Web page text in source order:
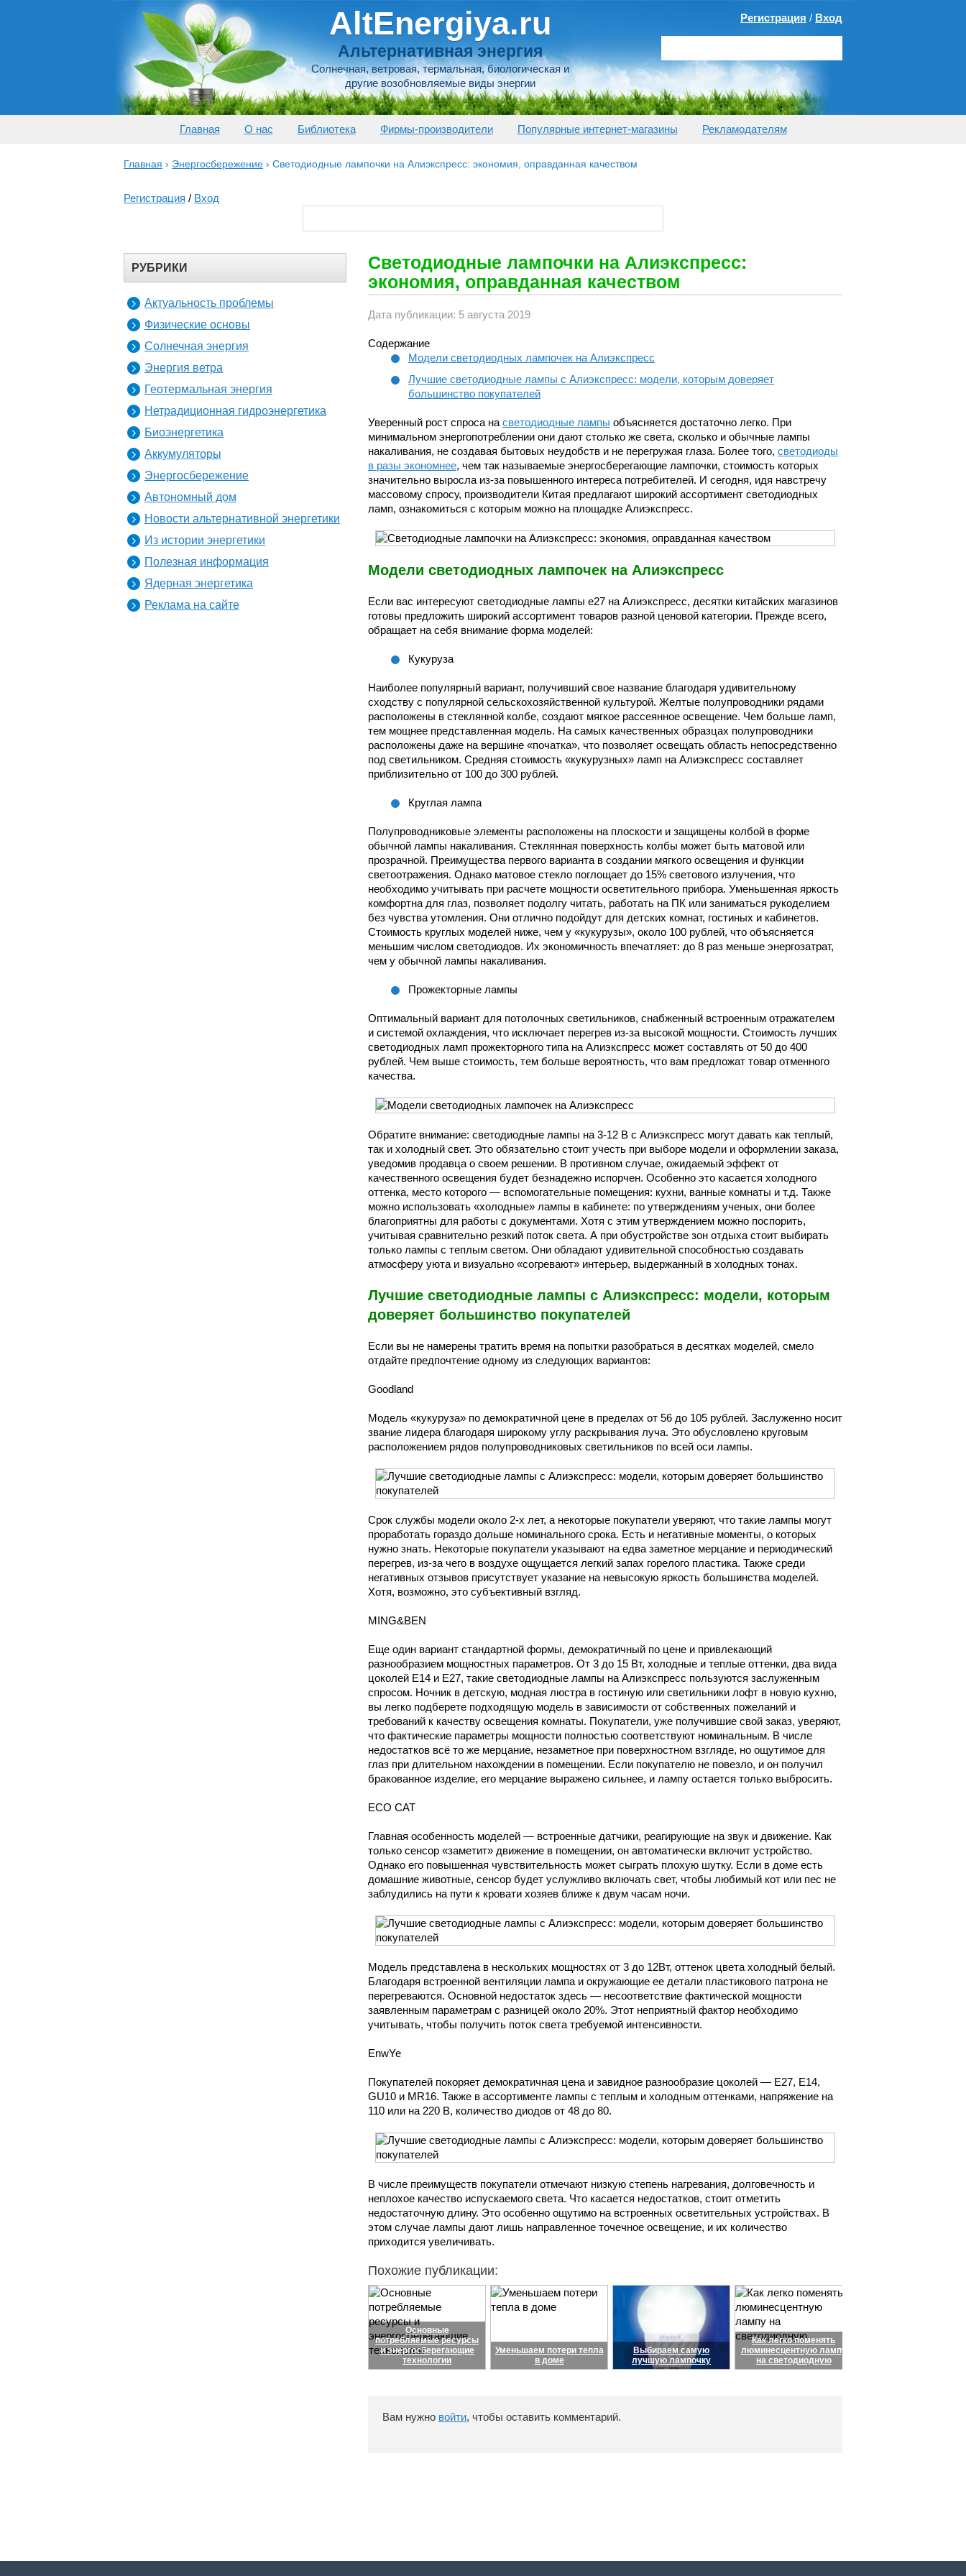
AltEnergiya.ru
Альтернативная энергия
Солнечная, ветровая, термальная, биологическая и
другие возобновляемые виды энергии
Регистрация / Вход
Главная О нас Библиотека Фирмы-производители Популярные интернет-магазины Рекламодателям
Главная › Энергосбережение › Светодиодные лампочки на Алиэкспресс: экономия, оправданная качеством
Регистрация / Вход
Светодиодные лампочки на Алиэкспресс:
экономия, оправданная качеством
Дата публикации: 5 августа 2019
Содержание
Модели светодиодных лампочек на Алиэкспресс
Лучшие светодиодные лампы с Алиэкспресс: модели, которым доверяет
большинство покупателей
Уверенный рост спроса на светодиодные лампы объясняется достаточно легко. При
минимальном энергопотреблении они дают столько же света, сколько и обычные лампы
накаливания, не создавая бытовых неудобств и не перегружая глаза. Более того, светодиоды
в разы экономнее, чем так называемые энергосберегающие лампочки, стоимость которых
значительно выросла из-за повышенного интереса потребителей. И сегодня, идя навстречу
массовому спросу, производители Китая предлагают широкий ассортимент светодиодных
ламп, ознакомиться с которым можно на площадке Алиэкспресс.
Модели светодиодных лампочек на Алиэкспресс
Если вас интересуют светодиодные лампы е27 на Алиэкспресс, десятки китайских магазинов
готовы предложить широкий ассортимент товаров разной ценовой категории. Прежде всего,
обращает на себя внимание форма моделей:
Кукуруза
Наиболее популярный вариант, получивший свое название благодаря удивительному
сходству с популярной сельскохозяйственной культурой. Желтые полупроводники рядами
расположены в стеклянной колбе, создают мягкое рассеянное освещение. Чем больше ламп,
тем мощнее представленная модель. На самых качественных образцах полупроводники
расположены даже на вершине «початка», что позволяет освещать область непосредственно
под светильником. Средняя стоимость «кукурузных» ламп на Алиэкспресс составляет
приблизительно от 100 до 300 рублей.
Круглая лампа
Полупроводниковые элементы расположены на плоскости и защищены колбой в форме
обычной лампы накаливания. Стеклянная поверхность колбы может быть матовой или
прозрачной. Преимущества первого варианта в создании мягкого освещения и функции
светоотражения. Однако матовое стекло поглощает до 15% светового излучения, что
необходимо учитывать при расчете мощности осветительного прибора. Уменьшенная яркость
комфортна для глаз, позволяет подолгу читать, работать на ПК или заниматься рукоделием
без чувства утомления. Они отлично подойдут для детских комнат, гостиных и кабинетов.
Стоимость круглых моделей ниже, чем у «кукурузы», около 100 рублей, что объясняется
меньшим числом светодиодов. Их экономичность впечатляет: до 8 раз меньше энергозатрат,
чем у обычной лампы накаливания.
Прожекторные лампы
Оптимальный вариант для потолочных светильников, снабженный встроенным отражателем
и системой охлаждения, что исключает перегрев из-за высокой мощности. Стоимость лучших
светодиодных ламп прожекторного типа на Алиэкспресс может составлять от 50 до 400
рублей. Чем выше стоимость, тем больше вероятность, что вам предложат товар отменного
качества.
Обратите внимание: светодиодные лампы на 3-12 В с Алиэкспресс могут давать как теплый,
так и холодный свет. Это обязательно стоит учесть при выборе модели и оформлении заказа,
уведомив продавца о своем решении. В противном случае, ожидаемый эффект от
качественного освещения будет безнадежно испорчен. Особенно это касается холодного
оттенка, место которого — вспомогательные помещения: кухни, ванные комнаты и т.д. Также
можно использовать «холодные» лампы в кабинете: по утверждениям ученых, они более
благоприятны для работы с документами. Хотя с этим утверждением можно поспорить,
учитывая сравнительно резкий поток света. А при обустройстве зон отдыха стоит выбирать
только лампы с теплым светом. Они обладают удивительной способностью создавать
атмосферу уюта и визуально «согревают» интерьер, выдержанный в холодных тонах.
Лучшие светодиодные лампы с Алиэкспресс: модели, которым
доверяет большинство покупателей
Если вы не намерены тратить время на попытки разобраться в десятках моделей, смело
отдайте предпочтение одному из следующих вариантов:
Goodland
Модель «кукуруза» по демократичной цене в пределах от 56 до 105 рублей. Заслуженно носит
звание лидера благодаря широкому углу раскрывания луча. Это обусловлено круговым
расположением рядов полупроводниковых светильников по всей оси лампы.
Срок службы модели около 2-х лет, а некоторые покупатели уверяют, что такие лампы могут
проработать гораздо дольше номинального срока. Есть и негативные моменты, о которых
нужно знать. Некоторые покупатели указывают на едва заметное мерцание и периодический
перегрев, из-за чего в воздухе ощущается легкий запах горелого пластика. Также среди
негативных отзывов присутствует указание на невысокую яркость большинства моделей.
Хотя, возможно, это субъективный взгляд.
MING&BEN
Еще один вариант стандартной формы, демократичный по цене и привлекающий
разнообразием мощностных параметров. От 3 до 15 Вт, холодные и теплые оттенки, два вида
цоколей E14 и E27, такие светодиодные лампы на Алиэкспресс пользуются заслуженным
спросом. Ночник в детскую, модная люстра в гостиную или светильники лофт в новую кухню,
вы легко подберете подходящую модель в зависимости от собственных пожеланий и
требований к качеству освещения комнаты. Покупатели, уже получившие свой заказ, уверяют,
что фактические параметры мощности полностью соответствуют номинальным. В числе
недостатков всё то же мерцание, незаметное при поверхностном взгляде, но ощутимое для
глаз при длительном нахождении в помещении. Если покупателю не повезло, и он получил
бракованное изделие, его мерцание выражено сильнее, и лампу остается только выбросить.
ECO CAT
Главная особенность моделей — встроенные датчики, реагирующие на звук и движение. Как
только сенсор «заметит» движение в помещении, он автоматически включит устройство.
Однако его повышенная чувствительность может сыграть плохую шутку. Если в доме есть
домашние животные, сенсор будет услужливо включать свет, чтобы любимый кот или пес не
заблудились на пути к кровати хозяев ближе к двум часам ночи.
Модель представлена в нескольких мощностях от 3 до 12Вт, оттенок цвета холодный белый.
Благодаря встроенной вентиляции лампа и окружающие ее детали пластикового патрона не
перегреваются. Основной недостаток здесь — несоответствие фактической мощности
заявленным параметрам с разницей около 20%. Этот неприятный фактор необходимо
учитывать, чтобы получить поток света требуемой интенсивности.
EnwYe
Покупателей покоряет демократичная цена и завидное разнообразие цоколей — E27, E14,
GU10 и MR16. Также в ассортименте лампы с теплым и холодным оттенками, напряжение на
110 или на 220 В, количество диодов от 48 до 80.
В числе преимуществ покупатели отмечают низкую степень нагревания, долговечность и
неплохое качество испускаемого света. Что касается недостатков, стоит отметить
недостаточную длину. Это особенно ощутимо на встроенных осветительных устройствах. В
этом случае лампы дают лишь направленное точечное освещение, и их количество
приходится увеличивать.
Похожие публикации:
Основные
потребляемые ресурсы
и энергосберегающие
технологии
Уменьшаем потери тепла
в доме
Выбираем самую
лучшую лампочку
Как легко поменять
люминесцентную лампу
на светодиодную
Вам нужно войти, чтобы оставить комментарий.
РУБРИКИ
Актуальность проблемы
Физические основы
Солнечная энергия
Энергия ветра
Геотермальная энергия
Нетрадиционная гидроэнергетика
Биоэнергетика
Аккумуляторы
Энергосбережение
Автономный дом
Новости альтернативной энергетики
Из истории энергетики
Полезная информация
Ядерная энергетика
Реклама на сайте